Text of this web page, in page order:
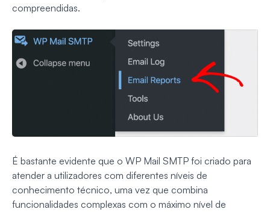
compreendidas.
É bastante evidente que o WP Mail SMTP foi criado para
atender a utilizadores com diferentes níveis de
conhecimento técnico, uma vez que combina
funcionalidades complexas com o máximo nível de